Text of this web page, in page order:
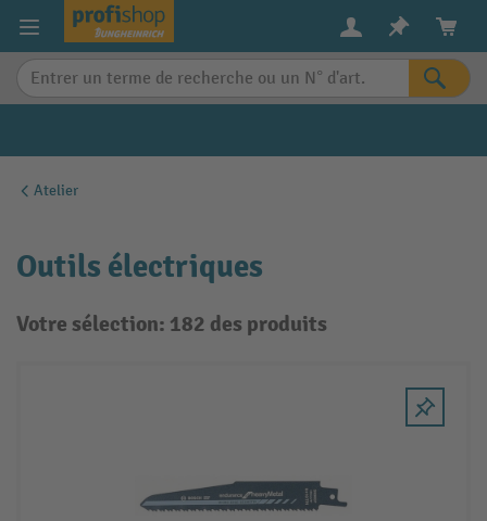
content
Atelier
Outils électriques
Votre sélection: 182 des produits